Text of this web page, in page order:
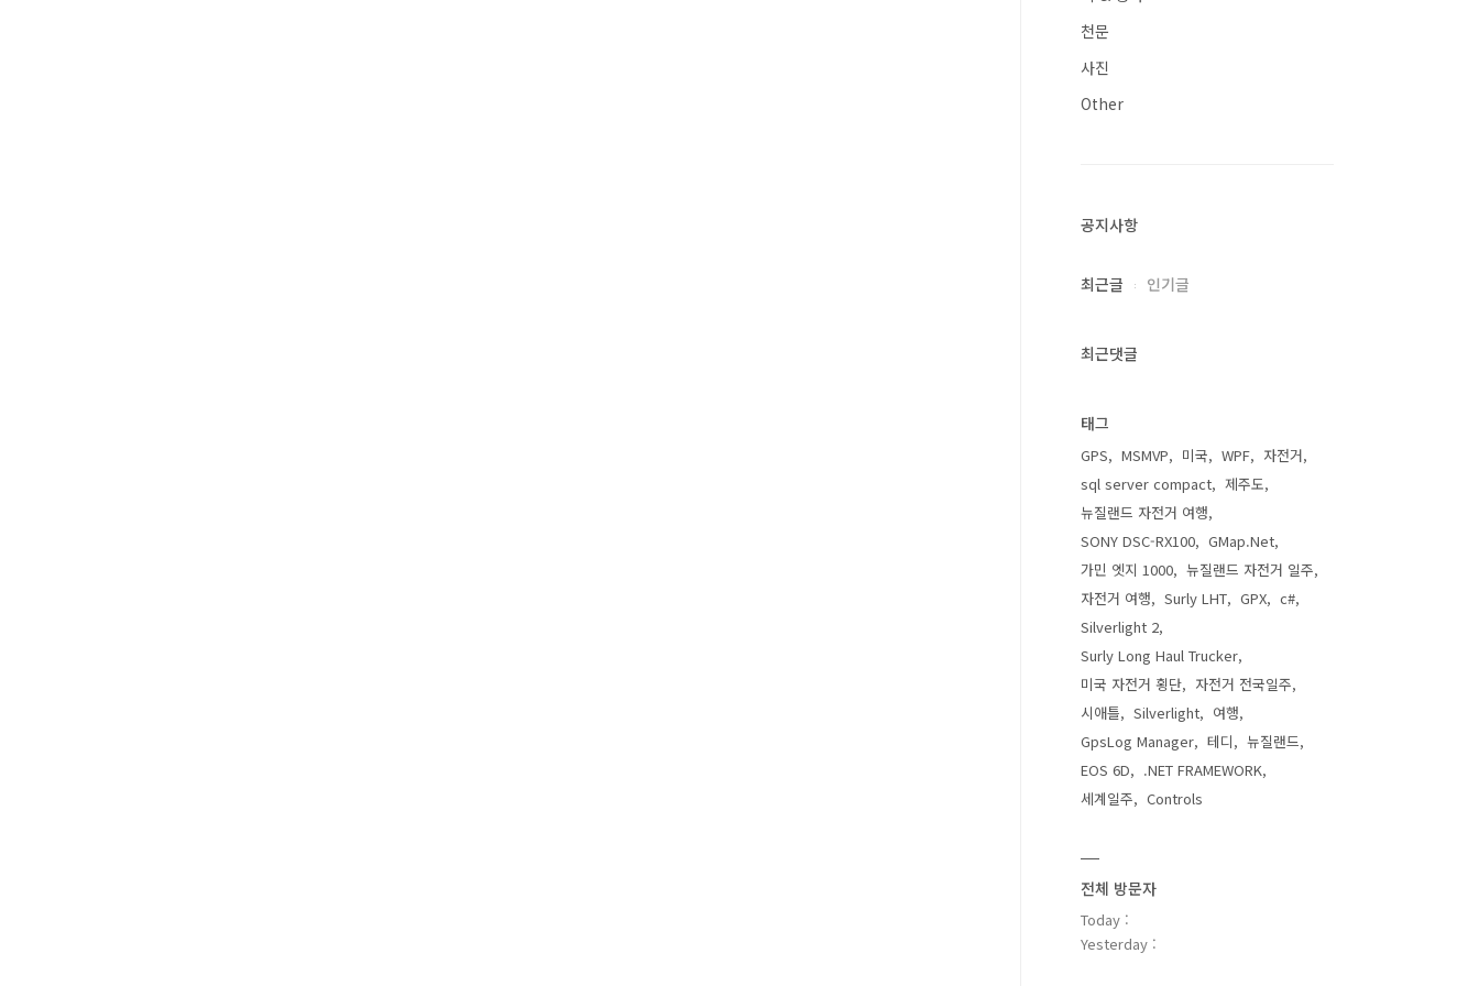
천문
사진
Other
공지사항
최근글 인기글
최근댓글
태그
GPS MSMVP 미국 WPF
자전거
sql server compact
제주도
뉴질랜드 자전거 여행
SONY DSC-RX100
GMap.Net
가민 엣지 1000
뉴질랜드 자전거 일주
자전거 여행
Surly LHT GPX
c#
Silverlight 2
Surly Long Haul Trucker
미국 자전거 횡단
자전거 전국일주
시애틀
Silverlight
여행
GpsLog Manager
테디
뉴질랜드
EOS 6D
.NET FRAMEWORK
세계일주
Controls
전체 방문자
Today :
Yesterday :